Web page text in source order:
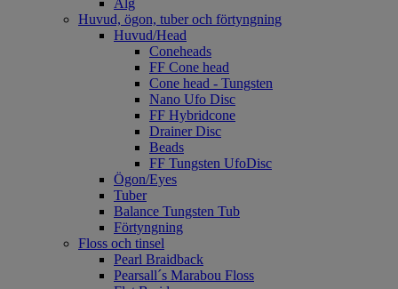
Huvud, ögon, tuber och förtyngning
Huvud/Head
Coneheads
FF Cone head
Cone head - Tungsten
Nano Ufo Disc
FF Hybridcone
Drainer Disc
Beads
FF Tungsten UfoDisc
Ögon/Eyes
Tuber
Balance Tungsten Tub
Förtyngning
Floss och tinsel
Pearl Braidback
Pearsall´s Marabou Floss